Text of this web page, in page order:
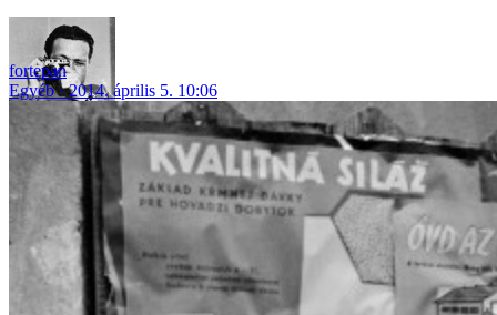
fortepan
Egyéb
2014. április 5. 10:06